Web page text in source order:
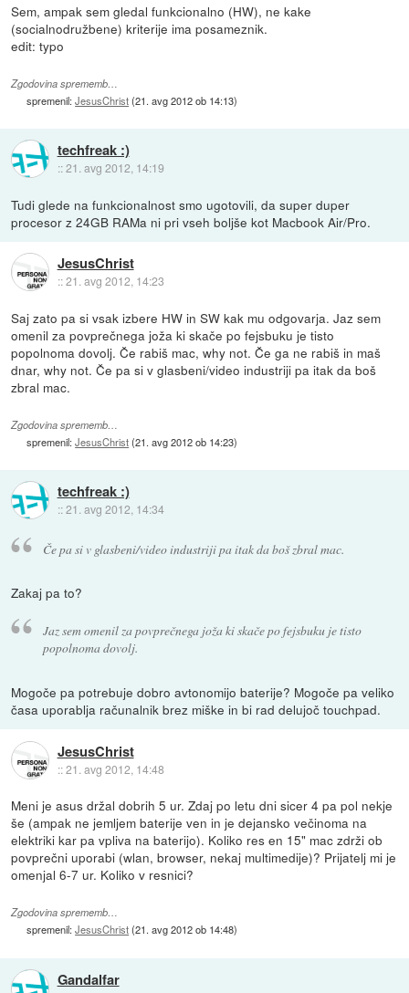
Sem, ampak sem gledal funkcionalno (HW), ne kake
(socialnodružbene) kriterije ima posameznik.
edit: typo
Zgodovina sprememb…
spremenil:JesusChrist(21. avg 2012 ob 14:13)
techfreak :)
::21. avg 2012, 14:19
Tudi glede na funkcionalnost smo ugotovili, da super duper
procesor z 24GB RAMa ni pri vseh boljše kot Macbook Air/Pro.
JesusChrist
::21. avg 2012, 14:23
Saj zato pa si vsak izbere HW in SW kak mu odgovarja. Jaz sem
omenil za povprečnega joža ki skače po fejsbuku je tisto
popolnoma dovolj. Če rabiš mac, why not. Če ga ne rabiš in maš
dnar, why not. Če pa si v glasbeni/video industriji pa itak da boš
zbral mac.
Zgodovina sprememb…
spremenil:JesusChrist(21. avg 2012 ob 14:23)
techfreak :)
::21. avg 2012, 14:34
Če pa si v glasbeni/video industriji pa itak da boš zbral mac.
Zakaj pa to?
Jaz sem omenil za povprečnega joža ki skače po fejsbuku je tisto
popolnoma dovolj.
Mogoče pa potrebuje dobro avtonomijo baterije? Mogoče pa veliko
časa uporablja računalnik brez miške in bi rad delujoč touchpad.
JesusChrist
::21. avg 2012, 14:48
Meni je asus držal dobrih 5 ur. Zdaj po letu dni sicer 4 pa pol nekje
še (ampak ne jemljem baterije ven in je dejansko večinoma na
elektriki kar pa vpliva na baterijo). Koliko res en 15" mac zdrži ob
povprečni uporabi (wlan, browser, nekaj multimedije)? Prijatelj mi je
omenjal 6-7 ur. Koliko v resnici?
Zgodovina sprememb…
spremenil:JesusChrist(21. avg 2012 ob 14:48)
Gandalfar